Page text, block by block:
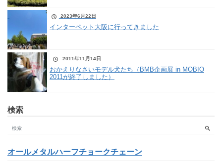
2023年6月22日
インターペット大阪に行ってきました
2011年11月14日
おかえりなさいモデル犬たち（BMB企画展 in MOBIO
2011が終了しました）
検索
オールメタルハーフチョークチェーン